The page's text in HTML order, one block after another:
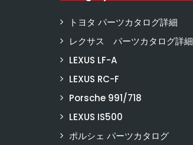
トヨタ パーツカタログ詳細
レクサス パーツカタログ詳細
LEXUS LF-A
LEXUS RC-F
Porsche 991/718
LEXUS IS500
ポルシェ パーツカタログ